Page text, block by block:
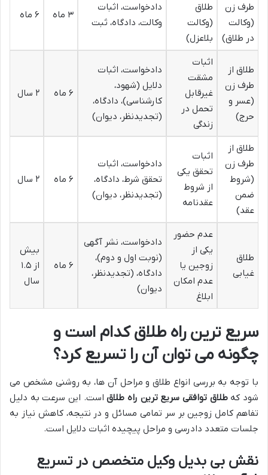
طرف زن
(وکالت
در طلاق)
طلاق
(وکالت
بلاعزل)
دادخواست، اثبات
وکالت، دادگاه، ثبت
۳ ماه ۶ ماه
طلاق از
طرف زن
(عسر و
حرج)
اثبات
مشقت
غیرقابل
تحمل در
زندگی
دادخواست، اثبات
دلایل (شهود،
کارشناسی)، دادگاه،
(تجدیدنظر، دیوان)
۶ ماه ۲ سال
طلاق از
طرف زن
(شروط
ضمن
عقد)
اثبات
تحقق یکی
از شروط
عقدنامه
دادخواست، اثبات
تحقق شرط، دادگاه،
(تجدیدنظر، دیوان)
۶ ماه ۲ سال
طلاق
غیابی
عدم حضور
یکی از
زوجین یا
عدم امکان
ابلاغ
دادخواست، نشر آگهی
(نوبت اول و دوم)،
دادگاه، (تجدیدنظر،
دیوان)
۶ ماه
بیش
از ۱.۵
سال
سریع ترین راه طلاق کدام است و
چگونه می توان آن را تسریع کرد؟
با توجه به بررسی انواع طلاق و مراحل آن ها، به روشنی مشخص می
شود کهطلاق توافقی سریع ترین راه طلاقاست. این سرعت به دلیل
تفاهم کامل زوجین بر سر تمامی مسائل و در نتیجه، کاهش نیاز به
جلسات متعدد دادرسی و مراحل پیچیده اثبات دلایل است.
نقش بی بدیل وکیل متخصص در تسریع